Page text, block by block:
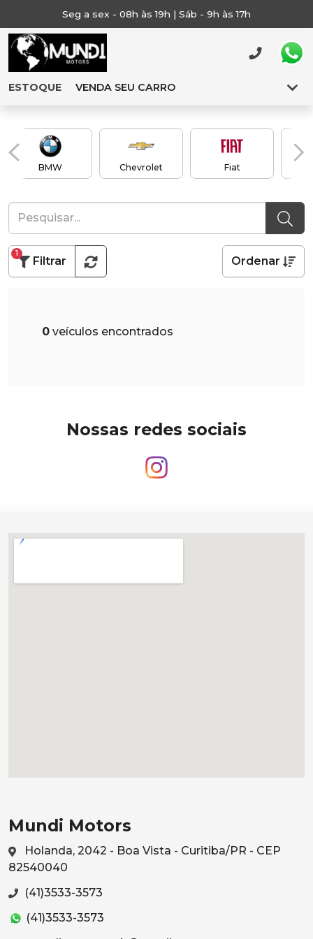
Seg a sex - 08h às 19h | Sáb - 9h às 17h
ESTOQUE VENDA SEU CARRO
BMW Chevrolet Fiat
Filtrar
1
Ordenar
0 veículos encontrados
Nossas redes sociais
Mundi Motors
Holanda, 2042 - Boa Vista - Curitiba/PR - CEP
82540040
(41)3533-3573
(41)3533-3573